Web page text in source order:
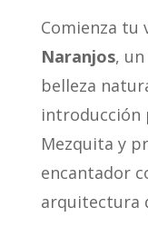
Comienza tu
Naranjos,
belleza
introducción
Mezquita y
encantador
arquitectura